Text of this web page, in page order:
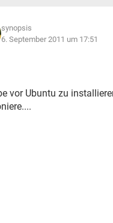
synopsis
6. September 2011 um 17:51
vor Ubuntu zu